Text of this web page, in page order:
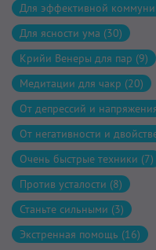
Для эффективной
Для ясности ума (30)
Крийи Венеры для пар (9)
Медитации для чакр (20)
От депрессий и
От негативности и
Очень быстрые техники (7)
Против усталости (8)
Станьте сильными (3)
Экстренная помощь (16)